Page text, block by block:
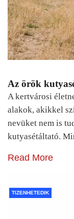
Az örök
A kertvárosi
alakok, akikkel
nevüket nem is
kutyasétáltató.
Read More
TIZENHETEDIK